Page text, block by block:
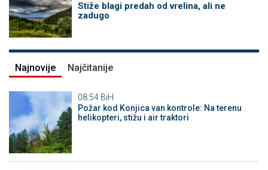
Stiže blagi predah od vrelina, ali ne
zadugo
Najnovije Najčitanije
08:54 BiH
Požar kod Konjica van kontrole: Na terenu
helikopteri, stižu i air traktori